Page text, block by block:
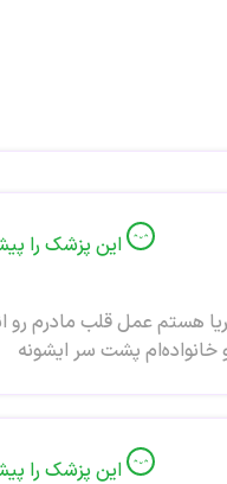
این پزشک را
هستم عمل قلب مادرم رو
پشت سر ایشونه
این پزشک را